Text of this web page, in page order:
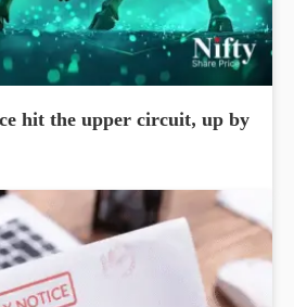
hit the upper circuit, up by